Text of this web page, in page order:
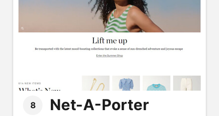
8 Net-A-Porter